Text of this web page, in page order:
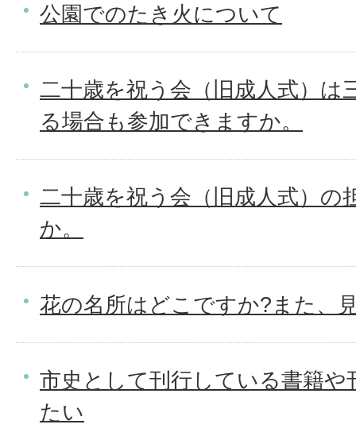
公園でのたき火について
二十歳を祝う会（旧成人式）は
る場合も参加できますか。
二十歳を祝う会（旧成人式）の
か。
花の名所はどこですか?また、
市史として刊行している書籍や
たい